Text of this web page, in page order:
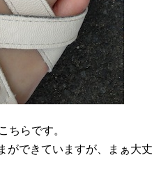
ちらです。
ができていますが、まぁ大丈